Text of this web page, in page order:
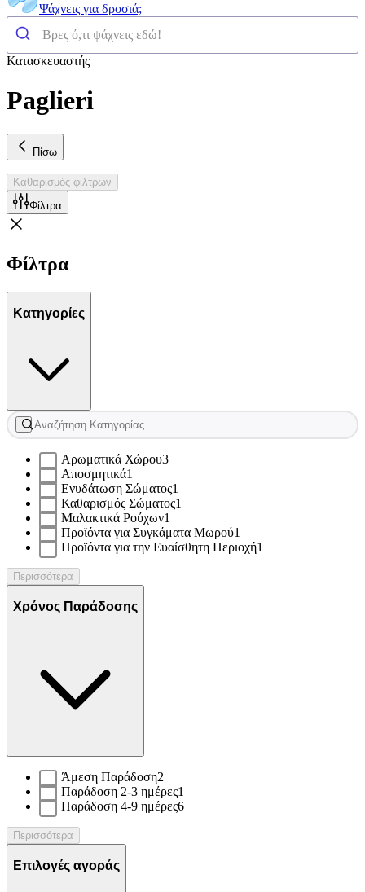
Ψάχνεις για δροσιά;
Κατασκευαστής
Paglieri
Πίσω
Καθαρισμός φίλτρων
Φίλτρα
Φίλτρα
Κατηγορίες
Αρωματικά Χώρου3
Αποσμητικά1
Ενυδάτωση Σώματος1
Καθαρισμός Σώματος1
Μαλακτικά Ρούχων1
Προϊόντα για Συγκάματα Μωρού1
Προϊόντα για την Ευαίσθητη Περιοχή1
Περισσότερα
Χρόνος Παράδοσης
Άμεση Παράδοση2
Παράδοση 2-3 ημέρες1
Παράδοση 4-9 ημέρες6
Περισσότερα
Επιλογές αγοράς